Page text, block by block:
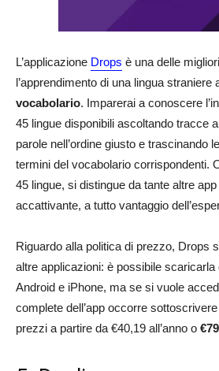
L’applicazione Drops è una delle
l’apprendimento di una lingua straniere
vocabolario. Imparerai a conoscere
45 lingue disponibili ascoltando tracce
parole nell’ordine giusto e trascinando
termini del vocabolario corrispondenti.
45 lingue, si distingue da tante altre
accattivante, a tutto vantaggio
Riguardo alla politica di prezzo, Drops
altre applicazioni: è possibile
Android e iPhone, ma se si vuole
complete dell’app occorre
prezzi a partire da €40,19 all’anno o